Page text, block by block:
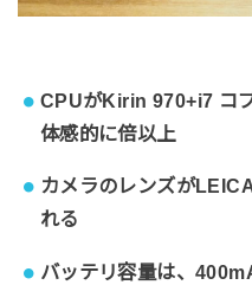
CPUがKirin 970+i7 コ
体感的に倍以上
カメラのレンズが
れる
バッテリ容量は、